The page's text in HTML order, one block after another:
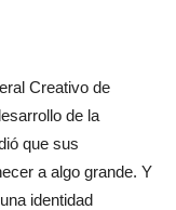
Creativo de
de la
que sus
a algo grande. Y
identidad